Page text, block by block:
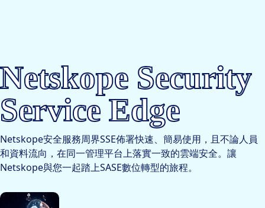
Netskope Security
Service Edge
Netskope安全服務周界SSE佈署快速、簡易使用，且不論人員
和資料流向，在同一管理平台上落實一致的雲端安全。讓
Netskope與您一起踏上SASE數位轉型的旅程。